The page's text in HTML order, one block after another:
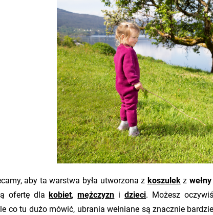
aby ta warstwa była utworzona z koszulekz
ofertę dlakobiet,mężczyzn idzieci. Możesz
co tu dużo mówić, ubrania wełniane są znacznie